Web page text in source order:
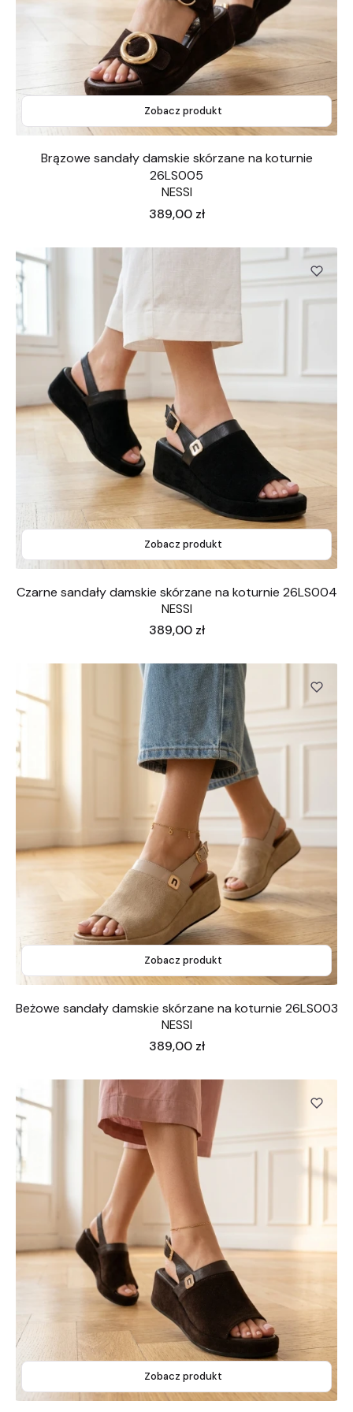
Zobacz produkt
Brązowe sandały damskie skórzane na koturnie
26LS005
NESSI
Cena
389,00 zł
Zobacz produkt
Czarne sandały damskie skórzane na koturnie 26LS004
NESSI
Cena
389,00 zł
Zobacz produkt
Beżowe sandały damskie skórzane na koturnie 26LS003
NESSI
Cena
389,00 zł
Zobacz produkt